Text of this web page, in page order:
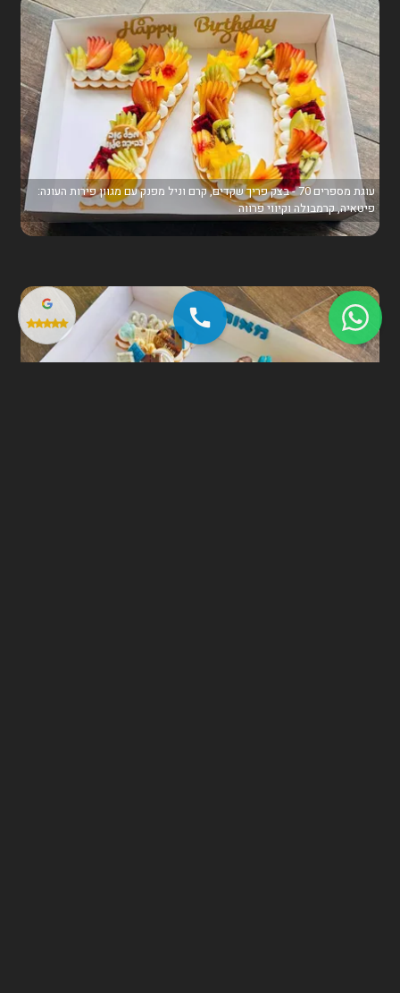
עוגת מספרים 70 - בצק פריך שקדים, קרם וניל מפנק עם מגוון פירות העונה:
פיטאיה, קרמבולה וקיווי פרווה